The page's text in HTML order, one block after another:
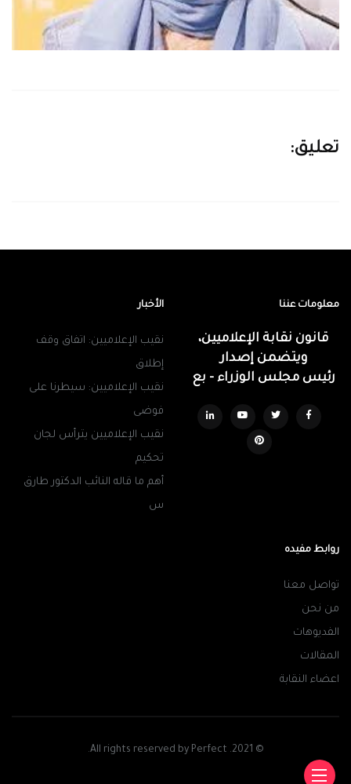
تعليق:
معلومات عننا
قانون نقابة الإعلاميين،
ويتضمن إصدار
رئيس مجلس الوزراء - بع
الأخبار
نقيب الإعلاميين: اتفاق وقف
إطلاق
نقيب الإعلاميين: سيطرنا على
فوضى
نقيب الإعلاميين يترأس لجان
تحكيم
أهم ما قاله النائب الدكتور طارق
س
روابط مفيده
تواصل معنا
من نحن
الفديوهات
المقالات
اعضاء النقابة
© 2021. All rights reserved by Perfect.